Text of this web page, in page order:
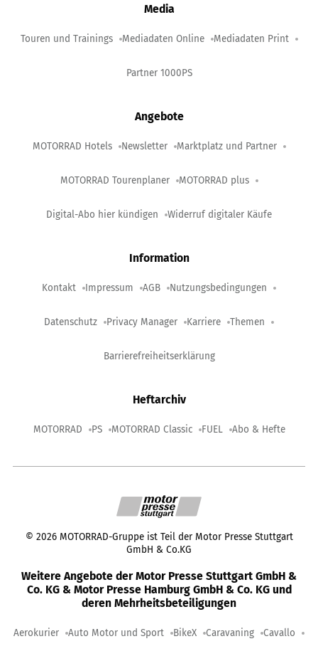
Media
Touren und Trainings Mediadaten Online Mediadaten Print
Partner 1000PS
Angebote
MOTORRAD Hotels Newsletter Marktplatz und Partner
MOTORRAD Tourenplaner MOTORRAD plus
Digital-Abo hier kündigen Widerruf digitaler Käufe
Information
Kontakt Impressum AGB Nutzungsbedingungen
Datenschutz Privacy Manager Karriere Themen
Barrierefreiheitserklärung
Heftarchiv
MOTORRAD PS MOTORRAD Classic FUEL Abo & Hefte
© 2026 MOTORRAD-Gruppe ist Teil der Motor Presse Stuttgart
GmbH & Co.KG
Weitere Angebote der Motor Presse Stuttgart GmbH &
Co. KG & Motor Presse Hamburg GmbH & Co. KG und
deren Mehrheitsbeteiligungen
Aerokurier Auto Motor und Sport BikeX Caravaning Cavallo